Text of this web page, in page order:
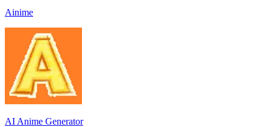
Ainime
AI Anime Generator